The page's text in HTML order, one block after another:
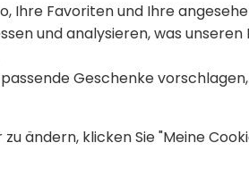
Artikels.
dem Logo
Sofortüberweisung gültig.
Ihre Favoriten und Ihre
und analysieren, was
Geschenke
ändern, klicken Sie "Meine